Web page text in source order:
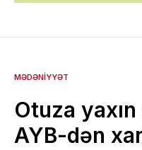
MƏDƏNIYYƏT
Otuza yaxın
AYB-dən